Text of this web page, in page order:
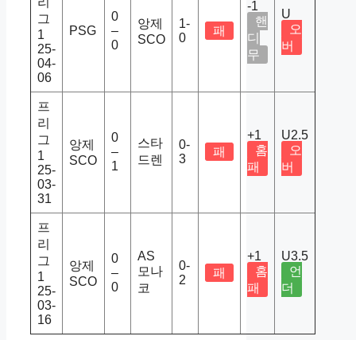
그
1
25-
04-
06
PSG
0
–
0
앙제
SCO
1-
0
패
-1
핸
디
무
U
오
버
프
리
그
1
25-
03-
31
앙제
SCO
0
–
1
스타
드렌
0-
3
패
+1
홈
패
U2.5
오
버
프
리
그
1
25-
03-
16
앙제
SCO
0
–
0
AS
모나
코
0-
2
패
+1
홈
패
U3.5
언
더